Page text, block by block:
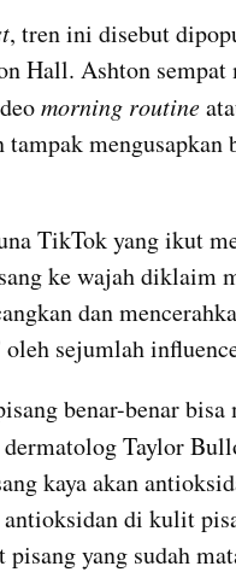
, tren ini disebut
Hall. Ashton
morning routine
TikTok yang ikut
ke wajah diklaim
dan
sejumlah
benar-benar
dermatolog Taylor
kaya akan
antioksidan di kulit
yang sudah